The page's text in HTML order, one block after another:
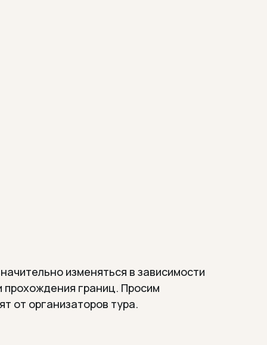
изменяться в зависимости
прохождения границ. Просим
от организаторов тура.